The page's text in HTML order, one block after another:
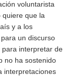
voluntarista
quiere que la
y a los
un discurso
interpretar de
no ha sostenido
interpretaciones